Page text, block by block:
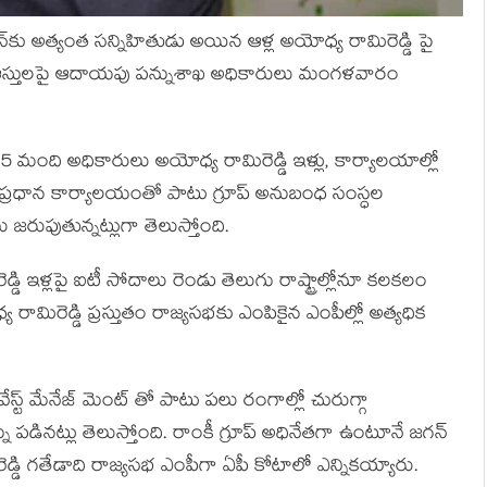
అత్యంత సన్నిహితుడు అయిన ఆళ్ల అయోధ్య రామిరెడ్డి పై
ఆదాయపు పన్నుశాఖ అధికారులు మంగళవారం
అధికారులు అయోధ్య రామిరెడ్డి ఇళ్లు, కార్యాలయాల్లో
కార్యాలయంతో పాటు గ్రూప్ అనుబంధ సంస్ధల
తెలుస్తోంది.
ఐటీ సోదాలు రెండు తెలుగు రాష్ట్రాల్లోనూ కలకలం
ప్రస్తుతం రాజ్యసభకు ఎంపికైన ఎంపీల్లో అత్యధిక
మేనేజ్ మెంట్ తో పాటు పలు రంగాల్లో చురుగ్గా
తెలుస్తోంది. రాంకీ గ్రూప్ అధినేతగా ఉంటూనే జగన్
గతేడాది రాజ్యసభ ఎంపీగా ఏపీ కోటాలో ఎన్నికయ్యారు.